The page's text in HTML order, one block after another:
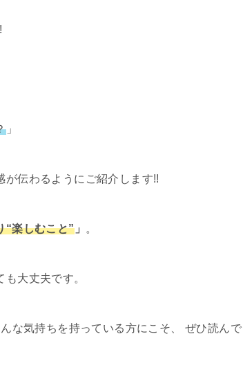
」
が伝わるようにご紹介します!!
“楽しむこと”」 。
大丈夫です。
んな気持ちを持っている方にこそ、 ぜひ読んで